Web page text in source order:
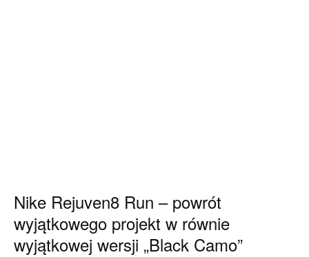
Nike Rejuven8 Run – powrót
wyjątkowego projekt w równie
wyjątkowej wersji „Black Camo”